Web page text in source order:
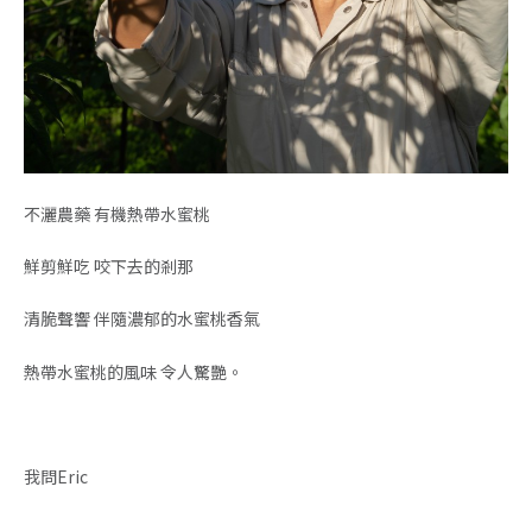
不灑農藥 有機熱帶水蜜桃
鮮剪鮮吃 咬下去的剎那
清脆聲響 伴隨濃郁的水蜜桃香氣
熱帶水蜜桃的風味 令人驚艷。
我問Eric